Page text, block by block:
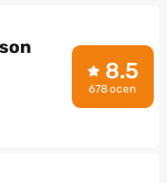
8.5
678 ocen